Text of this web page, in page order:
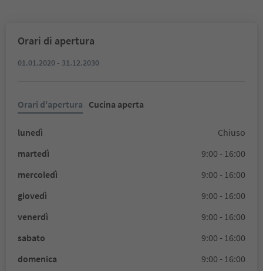
Orari di apertura
01.01.2020 - 31.12.2030
Orari d'apertura Cucina aperta
lunedì
Chiuso
martedì
9:00 - 16:00
mercoledì
9:00 - 16:00
giovedì
9:00 - 16:00
venerdì
9:00 - 16:00
sabato
9:00 - 16:00
domenica
9:00 - 16:00